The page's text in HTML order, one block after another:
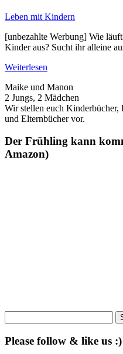
Leben mit Kindern
[unbezahlte Werbung] Wie
Kinder aus? Sucht ihr alleine
Weiterlesen
Maike und Manon
2 Jungs, 2 Mädchen
Wir stellen euch Kinderbücher,
und Elternbücher vor.
Der Frühling kann
Amazon)
nach:
Please follow & like us :)